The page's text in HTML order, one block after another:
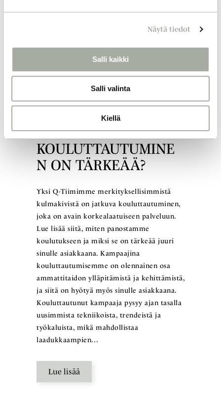
Näytä tiedot
Salli kaikki
Salli valinta
Kiellä
MIKSI KAMPAAJASI
KOULUTTAUTUMINE
N ON TÄRKEÄÄ?
Yksi Q-Tiimimme merkityksellisimmistä
kulmakivistä on jatkuva kouluttautuminen,
joka on avain korkealaatuiseen palveluun.
Lue lisää siitä, miten panostamme
koulutukseen ja miksi se on tärkeää juuri
sinulle asiakkaana. Kampaajina
kouluttautumisemme on olennainen osa
ammattitaidon ylläpitämistä ja kehittämistä,
ja siitä on hyötyä myös sinulle asiakkaana.
Kouluttautunut kampaaja pysyy ajan tasalla
uusimmista tekniikoista, trendeistä ja
työkaluista, mikä mahdollistaa
laadukkaampien…
Lue lisää